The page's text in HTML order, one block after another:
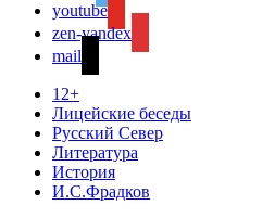
youtube
zen-yandex
mail
12+
Лицейские беседы
Русский Север
Литература
История
И.С.Фрадков